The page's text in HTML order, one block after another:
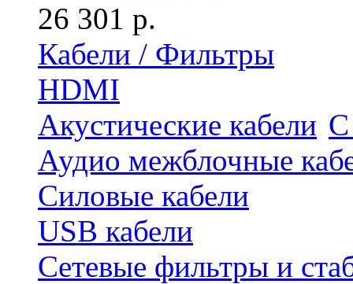
26 301 р.
Кабели / Фильтры
HDMI
Акустические кабели С
Аудио межблочные
Силовые кабели
USB кабели
Сетевые фильтры и